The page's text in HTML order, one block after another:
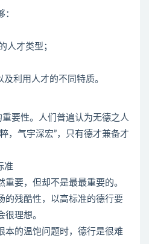
人才类型；
利用人才的不同特质。
重要性。人们普遍认为无德之人
，气宇深宏”，只有德才兼备才
准
要，但却不是最最重要的。
的残酷性，以高标准的德行要
理想。
本的温饱问题时，德行是很难